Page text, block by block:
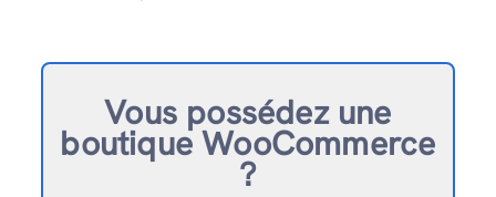
Vous possédez une
boutique WooCommerce
?